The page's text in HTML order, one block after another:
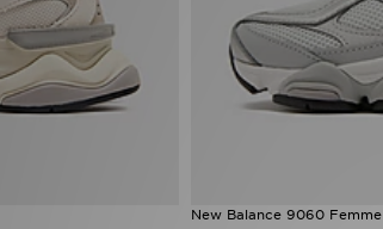
New Balance 9060 Femme